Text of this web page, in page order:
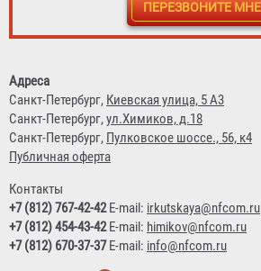
3 510 ₽
Адреса
Санкт-Петербург, Киевская улица, 5 А3
Санкт-Петербург,ул.Химиков, д.18
Санкт-Петербург, Пулковское шоссе., 56, к4
Публичная оферта
Контакты
+7 (812) 767-42-42E-mail: irkutskaya@nfcom.ru
+7 (812) 454-43-42E-mail: himikov@nfcom.ru
+7 (812) 670-37-37E-mail: info@nfcom.ru